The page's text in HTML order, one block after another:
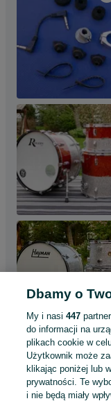
Dbamy o
My i nasi447
do informacji na
plikach cookie w
Użytkownik może
klikając poniżej lub
prywatności. Te
i nie będą miały